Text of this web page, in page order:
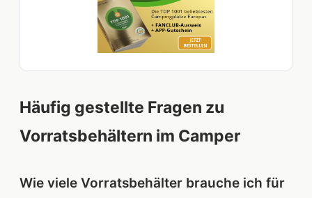
Häufig gestellte Fragen zu
Vorratsbehältern im Camper
Wie viele Vorratsbehälter brauche ich für